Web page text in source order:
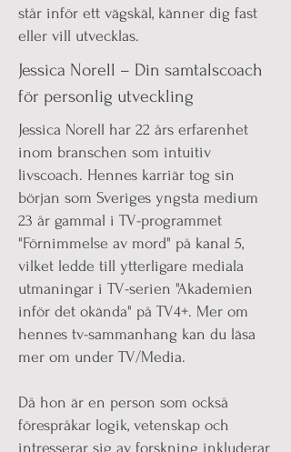
står inför ett vägskäl, känner dig fast
eller vill utvecklas.
Jessica Norell – Din samtalscoach
för personlig utveckling
Jessica Norell har 22 års erfarenhet
inom branschen som intuitiv
livscoach. Hennes karriär tog sin
början som Sveriges yngsta medium
23 år gammal i TV-programmet
"Förnimmelse av mord" på kanal 5,
vilket ledde till ytterligare mediala
utmaningar i TV-serien "Akademien
inför det okända" på TV4+. Mer om
hennes tv-sammanhang kan du läsa
mer om under TV/Media.
Då hon är en person som också
förespråkar logik, vetenskap och
intresserar sig av forskning inkluderar